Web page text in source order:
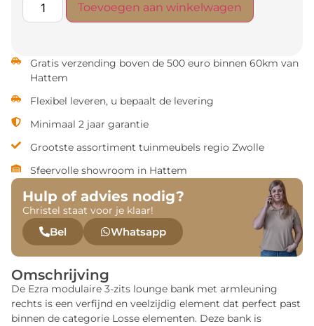
Toevoegen aan winkelwagen
Gratis verzending boven de 500 euro binnen 60km van
Hattem
Flexibel leveren, u bepaalt de levering
Minimaal 2 jaar garantie
Grootste assortiment tuinmeubels regio Zwolle
Sfeervolle showroom in Hattem
Hulp of advies nodig?
Christel staat voor je klaar!
Bel Whatsapp
Omschrijving
De Ezra modulaire 3-zits lounge bank met armleuning
rechts is een verfijnd en veelzijdig element dat perfect past
binnen de categorie Losse elementen. Deze bank is